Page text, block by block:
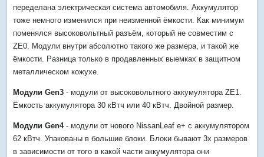
переделана электрическая система автомобиля. Аккумулятор
тоже немного изменился при неизменной ёмкости. Как минимум
поменялся высоковольтный разъём, который не совместим с
ZE0. Модули внутри абсолютно такого же размера, и такой же
ёмкости. Разница только в продавленных выемках в защитном
металлическом кожухе.
Модули Gen3 - модули от высоковольтного аккумулятора ZE1.
Ёмкость аккумулятора 30 кВтч или 40 кВтч. Двойной размер.
Модули Gen4- модули от нового NissanLeaf e+ с аккумулятором
62 кВтч. Упакованы в большие блоки. Блоки бывают 3х размеров
в зависимости от того в какой части аккумулятора они